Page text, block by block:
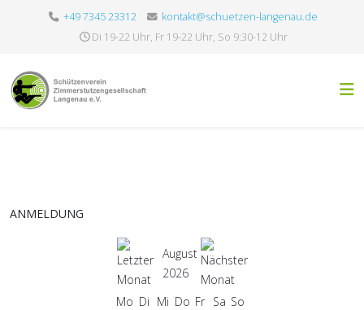
+49 7345 23312
kontakt@schuetzen-langenau.de
Di 19-22 Uhr, Fr 19-22 Uhr, So 9:30-12 Uhr
ANMELDUNG
August
2026
Mo Di Mi Do Fr Sa So